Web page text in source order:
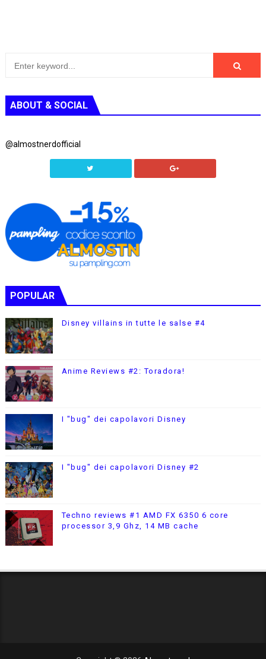
ABOUT & SOCIAL
@almostnerdofficial
POPULAR
Disney villains in tutte le salse #4
Anime Reviews #2: Toradora!
I "bug" dei capolavori Disney
I "bug" dei capolavori Disney #2
Techno reviews #1 AMD FX 6350 6 core
processor 3,9 Ghz, 14 MB cache